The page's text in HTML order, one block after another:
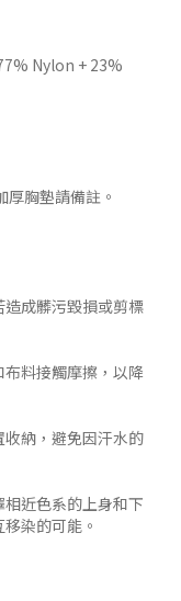
Nylon + 23%
胸墊請備註。
成髒污毀損或剪標
料接觸摩擦，以降
納，避免因汗水的
近色系的上身和下
染的可能。